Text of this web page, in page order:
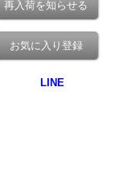
再入荷を知らせる
お気に入り登録